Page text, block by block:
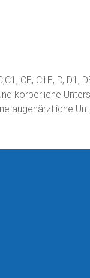
CE, C1E, D, D1,
körperliche
augenärztliche